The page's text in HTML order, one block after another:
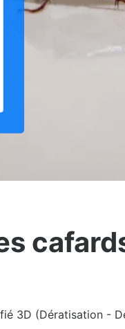
3D (Dératisation -